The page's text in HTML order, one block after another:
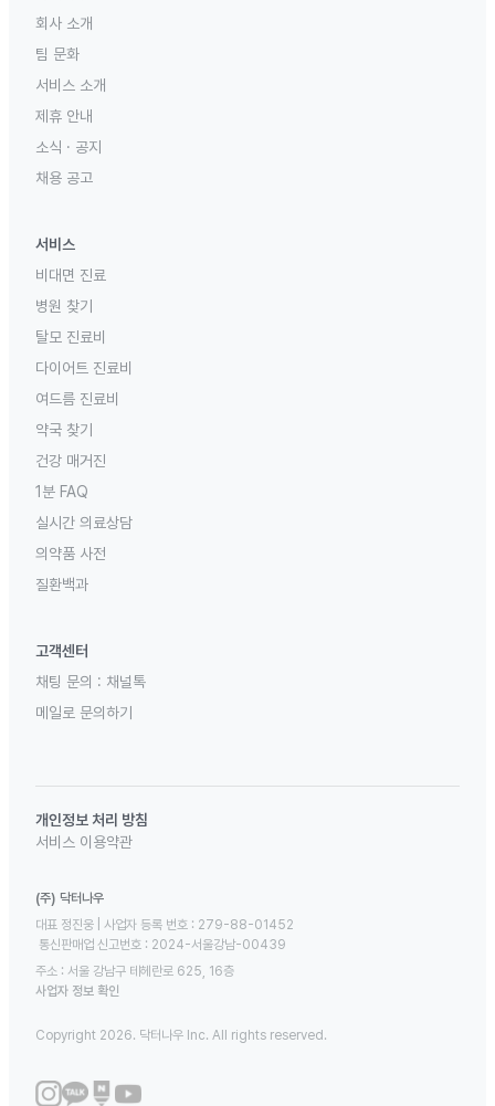
회사 소개
팀 문화
서비스 소개
제휴 안내
소식 · 공지
채용 공고
서비스
비대면 진료
병원 찾기
탈모 진료비
다이어트 진료비
여드름 진료비
약국 찾기
건강 매거진
1분 FAQ
실시간 의료상담
의약품 사전
질환백과
고객센터
채팅 문의 : 채널톡
메일로 문의하기
개인정보 처리 방침
서비스 이용약관
(주) 닥터나우
대표 정진웅 | 사업자 등록 번호 : 279-88-01452
통신판매업 신고번호 : 2024-서울강남-00439
주소 : 서울 강남구 테헤란로 625, 16층
사업자 정보 확인
Copyright 2026. 닥터나우 Inc. All rights reserved.